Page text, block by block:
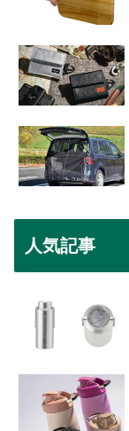
人気記事